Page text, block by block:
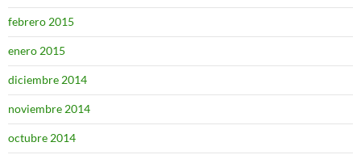
febrero 2015
enero 2015
diciembre 2014
noviembre 2014
octubre 2014